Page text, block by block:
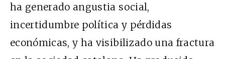
ha generado angustia social,
incertidumbre política y pérdidas
económicas, y ha visibilizado una fractura